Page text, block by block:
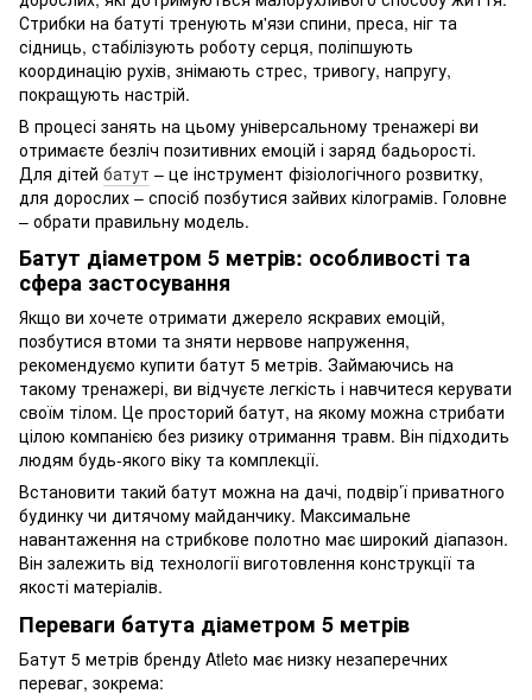
Стрибки на батуті тренують м'язи спини, преса, ніг та
сідниць, стабілізують роботу серця, поліпшують
координацію рухів, знімають стрес, тривогу, напругу,
покращують настрій.
В процесі занять на цьому універсальному тренажері ви
отримаєте безліч позитивних емоцій і заряд бадьорості.
Для дітей батут – це інструмент фізіологічного розвитку,
для дорослих – спосіб позбутися зайвих кілограмів. Головне
– обрати правильну модель.
Батут діаметром 5 метрів: особливості та
сфера застосування
Якщо ви хочете отримати джерело яскравих емоцій,
позбутися втоми та зняти нервове напруження,
рекомендуємо купити батут 5 метрів. Займаючись на
такому тренажері, ви відчуєте легкість і навчитеся керувати
своїм тілом. Це просторий батут, на якому можна стрибати
цілою компанією без ризику отримання травм. Він підходить
людям будь-якого віку та комплекції.
Встановити такий батут можна на дачі, подвір’ї приватного
будинку чи дитячому майданчику. Максимальне
навантаження на стрибкове полотно має широкий діапазон.
Він залежить від технології виготовлення конструкції та
якості матеріалів.
Переваги батута діаметром 5 метрів
Батут 5 метрів бренду Atleto має низку незаперечних
переваг, зокрема: